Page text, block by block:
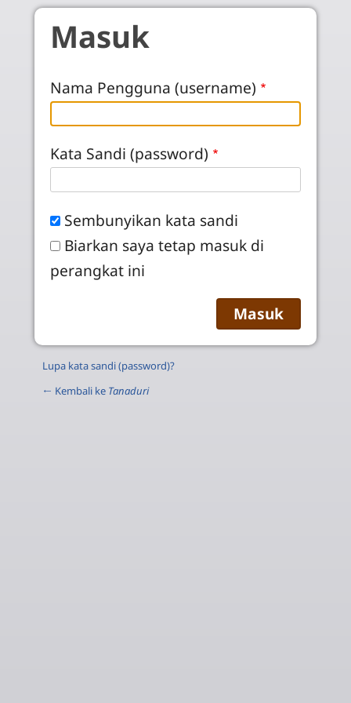
Skip to main content
Masuk
Nama Pengguna (username)
Kata Sandi (password)
Sembunyikan kata sandi
Biarkan saya tetap masuk di
perangkat ini
Lupa kata sandi (password)?
← Kembali ke Tanaduri